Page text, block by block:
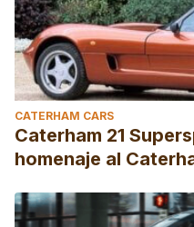
CATERHAM CARS
Caterham 21
homenaje al